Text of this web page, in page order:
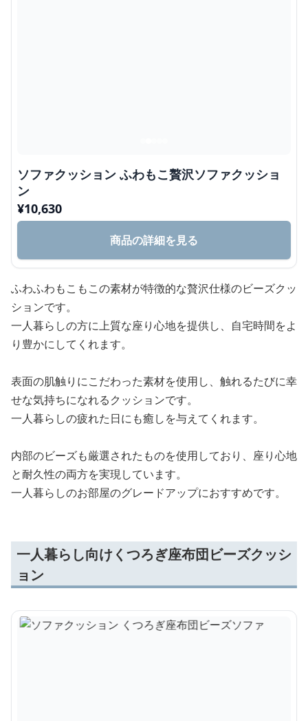
ソファクッション ふわもこ贅沢ソファクッショ
ン
¥10,630
商品の詳細を見る
ふわふわもこもこの素材が特徴的な贅沢仕様のビーズクッ
ションです。
一人暮らしの方に上質な座り心地を提供し、自宅時間をよ
り豊かにしてくれます。
表面の肌触りにこだわった素材を使用し、触れるたびに幸
せな気持ちになれるクッションです。
一人暮らしの疲れた日にも癒しを与えてくれます。
内部のビーズも厳選されたものを使用しており、座り心地
と耐久性の両方を実現しています。
一人暮らしのお部屋のグレードアップにおすすめです。
一人暮らし向けくつろぎ座布団ビーズクッシ
ョン